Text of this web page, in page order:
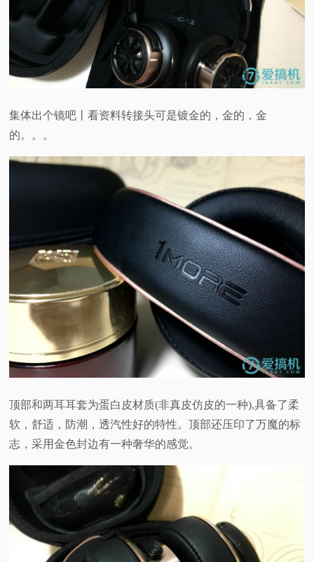
集体出个镜吧丨看资料转接头可是镀金的，金的，金
的。。。
顶部和两耳耳套为蛋白皮材质(非真皮仿皮的一种),具备了柔
软，舒适，防潮，透汽性好的特性。顶部还压印了万魔的标
志，采用金色封边有一种奢华的感觉。